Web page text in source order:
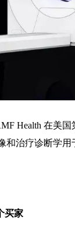
Health 在美
治疗诊断学用
买家